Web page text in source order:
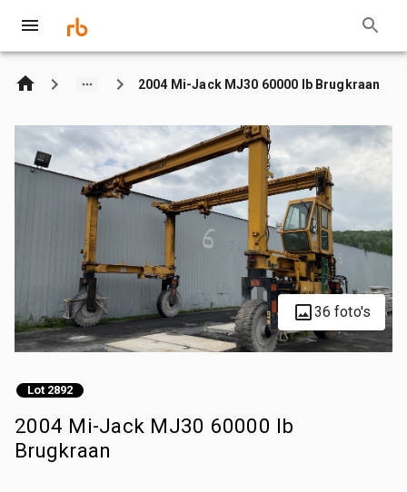
2004 Mi-Jack MJ30 60000 lb Brugkraan
36 foto's
Lot 2892
2004 Mi-Jack MJ30 60000 lb
Brugkraan